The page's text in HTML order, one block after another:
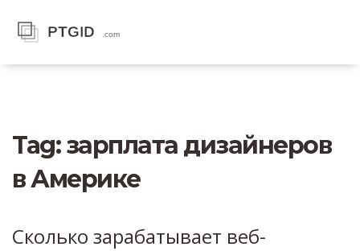
Tag: зарплата дизайнеров
в Америке
Сколько зарабатывает веб-